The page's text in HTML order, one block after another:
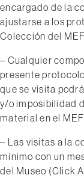
encargado de la
ajustarse a los
Colección del
– Cualquier
presente
que se visita
y/o imposibilidad
material en el
– Las visitas a la
mínimo con un
del Museo (Click